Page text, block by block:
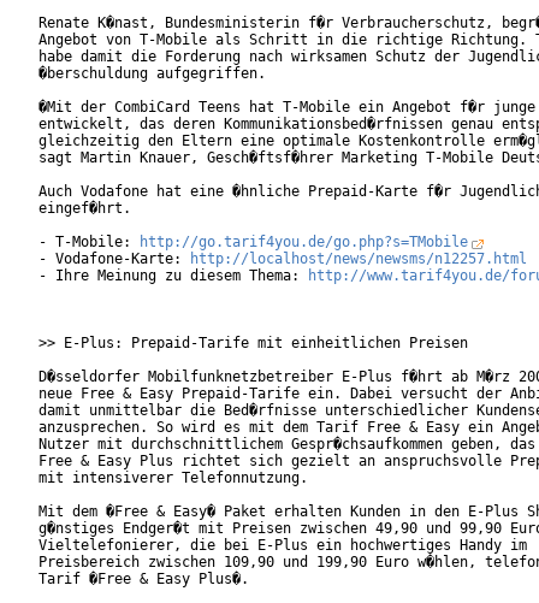
Renate K�nast, Bundesministerin f�r Verbraucherschutz,
Angebot von T-Mobile als Schritt in die richtige Richtung.
habe damit die Forderung nach wirksamen Schutz der
�berschuldung aufgegriffen.
�Mit der CombiCard Teens hat T-Mobile ein Angebot f�r junge
entwickelt, das deren Kommunikationsbed�rfnissen genau
gleichzeitig den Eltern eine optimale Kostenkontrolle
sagt Martin Knauer, Gesch�ftsf�hrer Marketing T-Mobile
Auch Vodafone hat eine �hnliche Prepaid-Karte f�r
eingef�hrt.
- T-Mobile:
http://go.tarif4you.de/go.php?s=TMobile
- Vodafone-Karte:
http://localhost/news/newsms/n12257.html
- Ihre Meinung zu diesem Thema:
http://www.tarif4you.de/
>> E-Plus: Prepaid-Tarife mit einheitlichen Preisen
D�sseldorfer Mobilfunknetzbetreiber E-Plus f�hrt ab M�rz
neue Free & Easy Prepaid-Tarife ein. Dabei versucht der
damit unmittelbar die Bed�rfnisse unterschiedlicher
anzusprechen. So wird es mit dem Tarif Free & Easy ein
Nutzer mit durchschnittlichem Gespr�chsaufkommen geben, das
Free & Easy Plus richtet sich gezielt an anspruchsvolle
mit intensiverer Telefonnutzung.
Mit dem �Free & Easy� Paket erhalten Kunden in den E-Plus
g�nstiges Endger�t mit Preisen zwischen 49,90 und 99,90
Vieltelefonierer, die bei E-Plus ein hochwertiges Handy im
Preisbereich zwischen 109,90 und 199,90 Euro w�hlen,
Tarif �Free & Easy Plus�.